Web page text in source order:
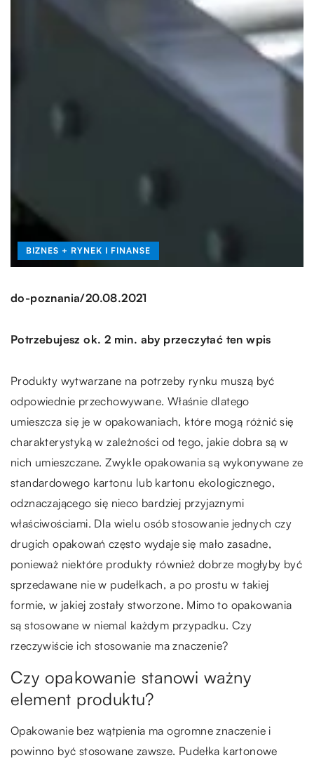
BIZNES + RYNEK I FINANSE
do-poznania/20.08.2021
Potrzebujesz ok. 2 min. aby przeczytać ten wpis
Produkty wytwarzane na potrzeby rynku muszą być
odpowiednie przechowywane. Właśnie dlatego
umieszcza się je w opakowaniach, które mogą różnić się
charakterystyką w zależności od tego, jakie dobra są w
nich umieszczane. Zwykle opakowania są wykonywane ze
standardowego kartonu lub kartonu ekologicznego,
odznaczającego się nieco bardziej przyjaznymi
właściwościami. Dla wielu osób stosowanie jednych czy
drugich opakowań często wydaje się mało zasadne,
ponieważ niektóre produkty również dobrze mogłyby być
sprzedawane nie w pudełkach, a po prostu w takiej
formie, w jakiej zostały stworzone. Mimo to opakowania
są stosowane w niemal każdym przypadku. Czy
rzeczywiście ich stosowanie ma znaczenie?
Czy opakowanie stanowi ważny
element produktu?
Opakowanie bez wątpienia ma ogromne znaczenie i
powinno być stosowane zawsze. Pudełka kartonowe